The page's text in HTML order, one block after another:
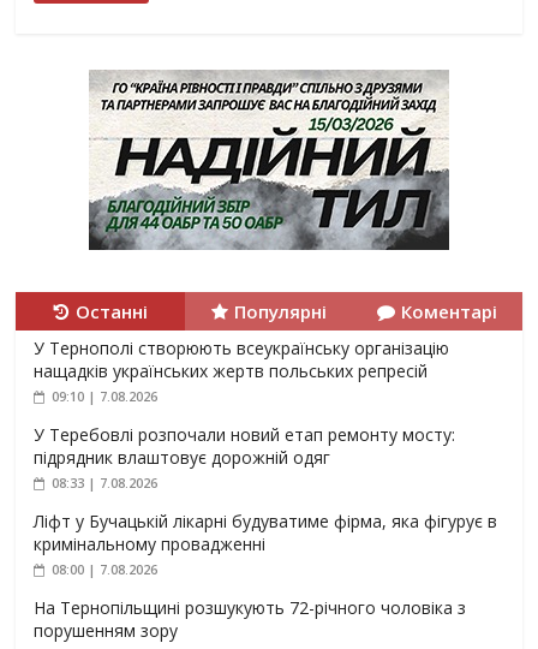
Останні Популярні Коментарі
У Тернополі створюють всеукраїнську організацію
нащадків українських жертв польських репресій
09:10 | 7.08.2026
У Теребовлі розпочали новий етап ремонту мосту:
підрядник влаштовує дорожній одяг
08:33 | 7.08.2026
Ліфт у Бучацькій лікарні будуватиме фірма, яка фігурує в
кримінальному провадженні
08:00 | 7.08.2026
На Тернопільщині розшукують 72-річного чоловіка з
порушенням зору